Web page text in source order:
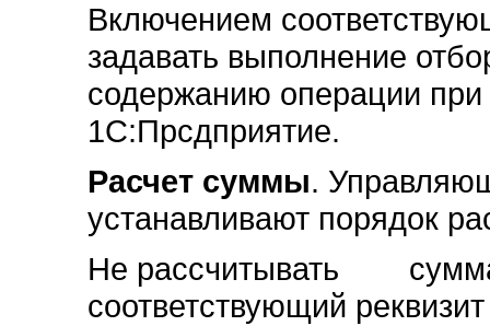
Включением
задавать выполнение
содержанию операции при
1С:Прсдприятие.
Расчет суммы.
устанавливают порядок
Не рассчитывать сумма
соответствующий